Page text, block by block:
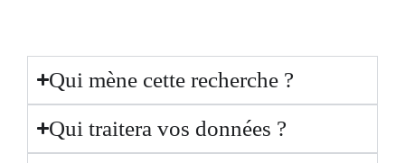
Qui mène cette recherche ?
Qui traitera vos données ?